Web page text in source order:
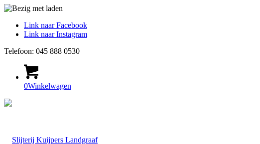
Link naar Facebook
Link naar Instagram
Telefoon: 045 888 0530
0Winkelwagen